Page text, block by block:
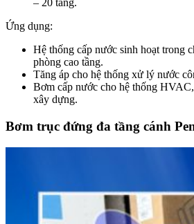
– 20 tầng.
Ứng dụng:
Hệ thống cấp nước sinh hoạt trong
phòng cao tầng.
Tăng áp cho hệ thống xử lý nước
Bơm cấp nước cho hệ thống
xây dựng.
Bơm trục đứng đa tầng cánh